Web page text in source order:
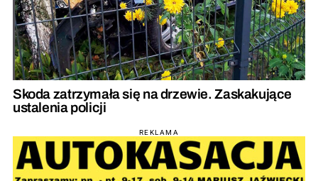
Skoda zatrzymała się na drzewie. Zaskakujące
ustalenia policji
REKLAMA